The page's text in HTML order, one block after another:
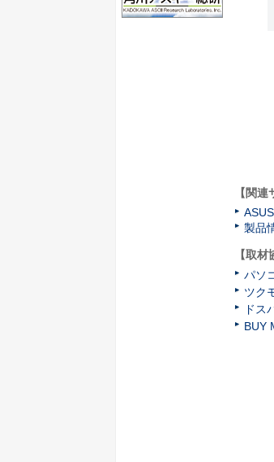
【関連
ASUS
製品
【取材
パソ
ツク
ドス
BUY